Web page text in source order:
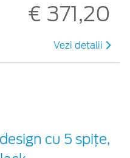
€ 371,20
Vezi detalii
cu 5 spiţe,